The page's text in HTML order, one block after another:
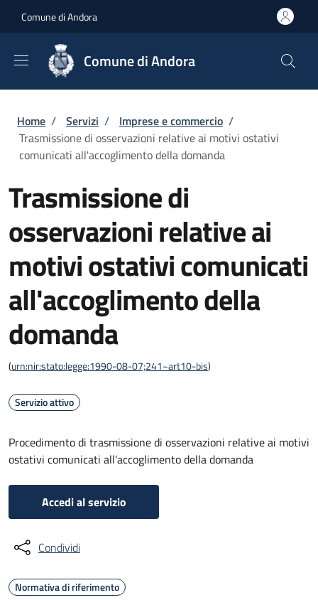
Comune di Andora
Comune di Andora
Briciole di pane
Home / Servizi / Imprese e commercio /
Trasmissione di osservazioni relative ai motivi ostativi
comunicati all'accoglimento della domanda
Trasmissione di
osservazioni relative ai
motivi ostativi comunicati
all'accoglimento della
domanda
(urn:nir:stato:legge:1990-08-07;241~art10-bis)
Servizio attivo
Procedimento di trasmissione di osservazioni relative ai motivi
ostativi comunicati all'accoglimento della domanda
Accedi al servizio
Condividi
Normativa di riferimento